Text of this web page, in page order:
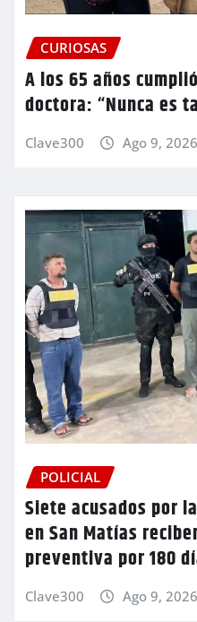
CURIOSAS
A los 65 años
doctora: “Nunca es
Clave300 Ago 9, 2026
POLICIAL
Siete acusados por
en San Matías
preventiva por 180
Clave300 Ago 9, 2026